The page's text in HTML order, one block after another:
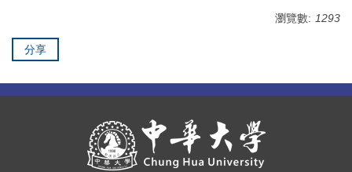
瀏覽數: 1293
分享